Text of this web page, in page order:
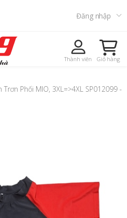
Đăng nhập
menu Thành viên Giỏ hàng
Phối MIO, 3XL=>4XL SP012099 -